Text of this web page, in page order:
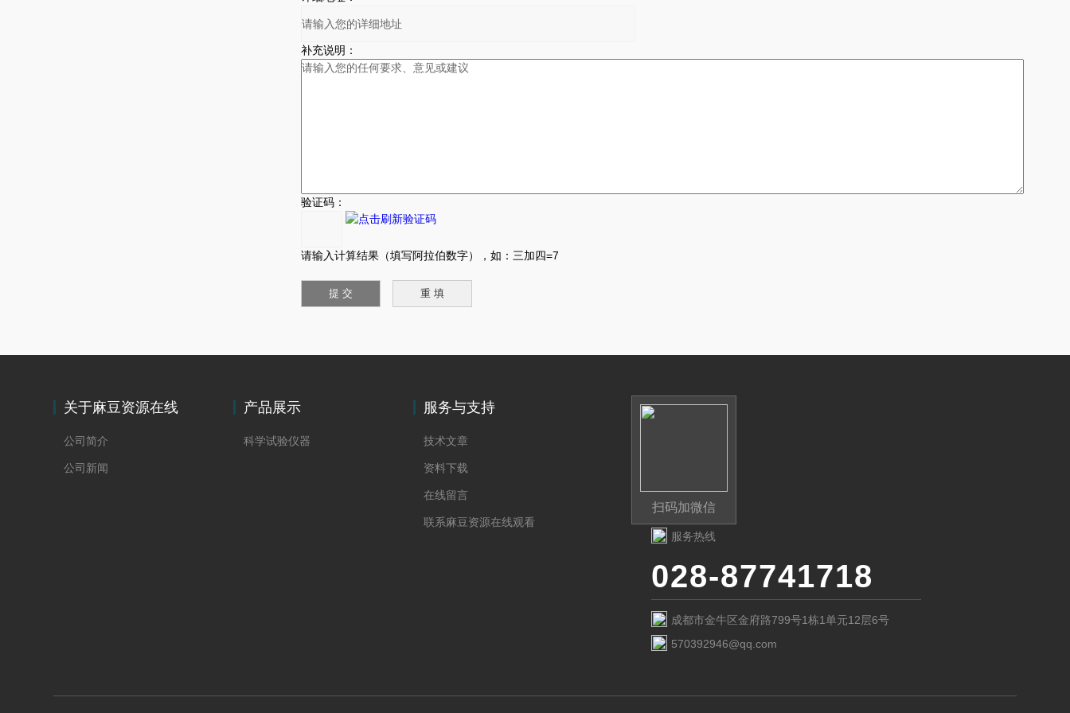
补充说明：
验证码：
请输入计算结果（填写阿拉伯数字），如：三加四=7
关于麻豆资源在线
公司简介
公司新闻
产品展示
科学试验仪器
服务与支持
技术文章
资料下载
在线留言
联系麻豆资源在线观看
扫码加微信
服务热线
028-87741718
成都市金牛区金府路799号1栋1单元12层6号
570392946@qq.com